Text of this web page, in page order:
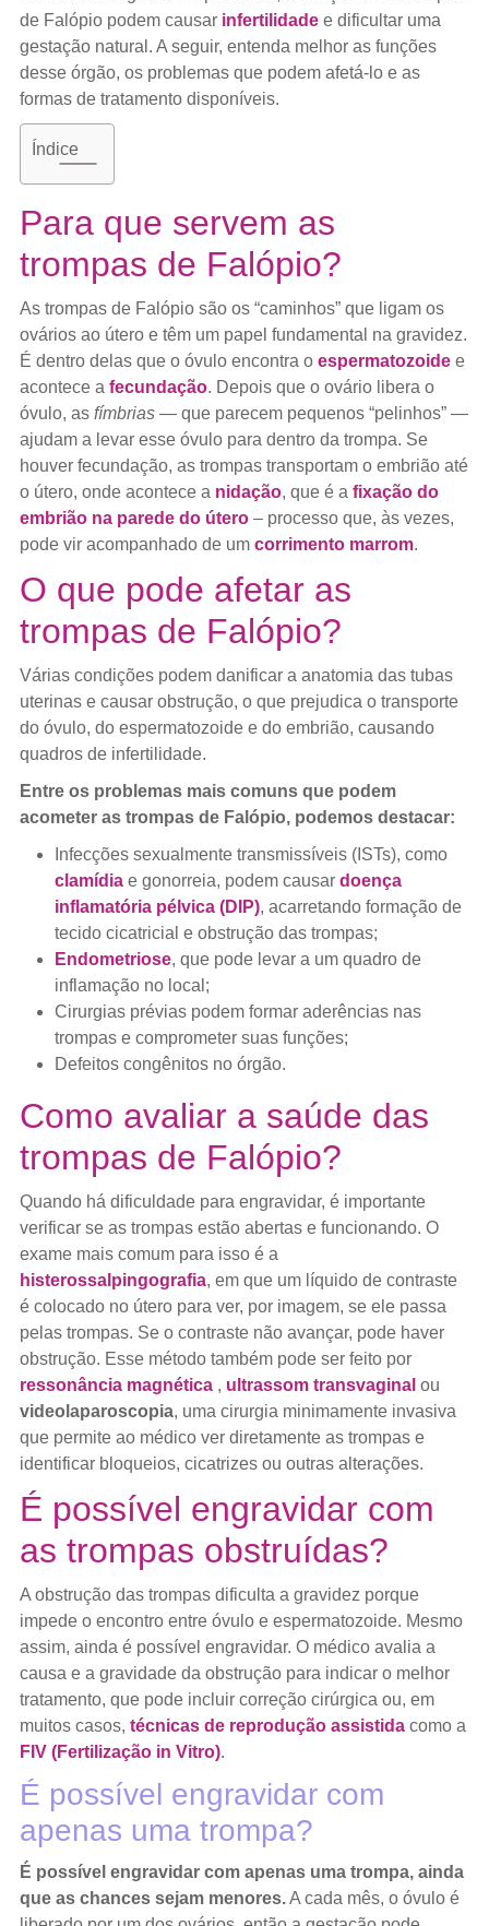
de Falópio podem causar infertilidadee dificultar uma
gestação natural. A seguir, entenda melhor as funções
desse órgão, os problemas que podem afetá-lo e as
formas de tratamento disponíveis.
Índice
Para que servem as
trompas de Falópio?
As trompas de Falópio são os “caminhos” que ligam os
ovários ao útero e têm um papel fundamental na gravidez.
É dentro delas que o óvulo encontra o espermatozoidee
acontece a fecundação. Depois que o ovário libera o
óvulo, as fímbrias— que parecem pequenos “pelinhos” —
ajudam a levar esse óvulo para dentro da trompa. Se
houver fecundação, as trompas transportam o embrião até
o útero, onde acontece a nidação, que é a fixação do
embrião na parede do útero– processo que, às vezes,
pode vir acompanhado de um corrimento marrom.
O que pode afetar as
trompas de Falópio?
Várias condições podem danificar a anatomia das tubas
uterinas e causar obstrução, o que prejudica o transporte
do óvulo, do espermatozoide e do embrião, causando
quadros de infertilidade.
Entre os problemas mais comuns que podem
acometer as trompas de Falópio, podemos destacar:
Infecções sexualmente transmissíveis (ISTs), como
clamídiae gonorreia, podem causar doença
inflamatória pélvica (DIP), acarretando formação de
tecido cicatricial e obstrução das trompas;
Endometriose, que pode levar a um quadro de
inflamação no local;
Cirurgias prévias podem formar aderências nas
trompas e comprometer suas funções;
Defeitos congênitos no órgão.
Como avaliar a saúde das
trompas de Falópio?
Quando há dificuldade para engravidar, é importante
verificar se as trompas estão abertas e funcionando. O
exame mais comum para isso é a
histerossalpingografia, em que um líquido de contraste
é colocado no útero para ver, por imagem, se ele passa
pelas trompas. Se o contraste não avançar, pode haver
obstrução. Esse método também pode ser feito por
ressonância magnética, ultrassom transvaginal ou
videolaparoscopia, uma cirurgia minimamente invasiva
que permite ao médico ver diretamente as trompas e
identificar bloqueios, cicatrizes ou outras alterações.
É possível engravidar com
as trompas obstruídas?
A obstrução das trompas dificulta a gravidez porque
impede o encontro entre óvulo e espermatozoide. Mesmo
assim, ainda é possível engravidar. O médico avalia a
causa e a gravidade da obstrução para indicar o melhor
tratamento, que pode incluir correção cirúrgica ou, em
muitos casos, técnicas de reprodução assistidacomo a
FIV (Fertilização in Vitro).
É possível engravidar com
apenas uma trompa?
É possível engravidar com apenas uma trompa, ainda
que as chances sejam menores.A cada mês, o óvulo é